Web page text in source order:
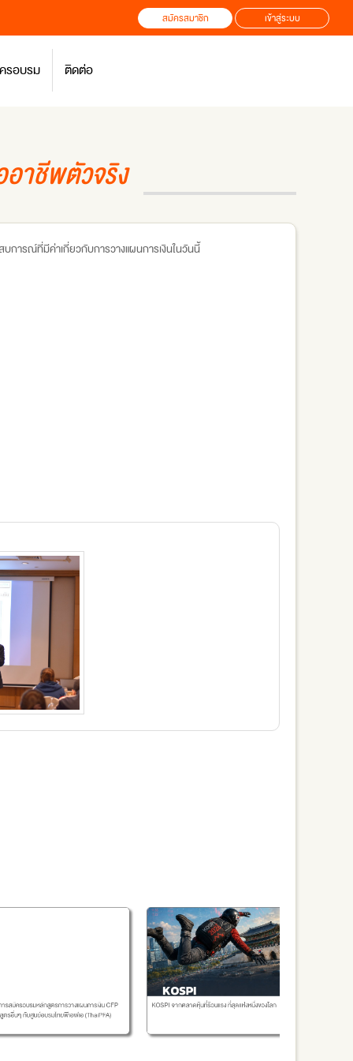
สมัครสมาชิก เข้าสู่ระบบ
รอบรม ติดต่อ
าชีพตัวจริง
การณ์ที่มีค่าเกี่ยวกับการวางแผนการเงินในวันนี้
รสมัครอบรมหลักสูตรการวางแผนการเงิน CFP
ตรอื่นๆ กับศูนย์อบรมไทยพีเอฟเอ (ThaiPFA)
KOSPI จากตลาดหุ้นที่ร้อนแรง ที่สุดแห่งหนึ่งของโลก